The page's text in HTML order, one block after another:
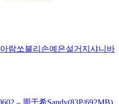
아람쏘블리 손예은설거지 샤니 바